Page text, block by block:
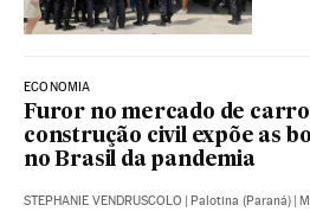
ECONOMIA
Furor no mercado de
construção civil expõe as
no Brasil da pandemia
STEPHANIE VENDRUSCOLO | Palotina (Paraná) |